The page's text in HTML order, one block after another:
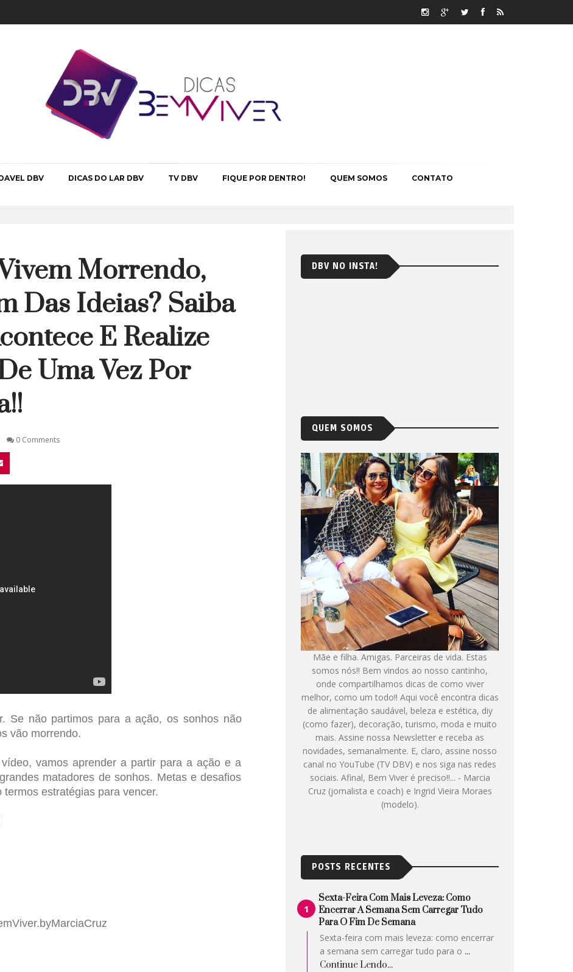
DBV DICAS DO LAR DBV TV DBV FIQUE POR DENTRO! QUEM SOMOS CONTATO
Morrendo,
Das Ideias? Saiba
E Realize
Uma Vez Por
0 Comments
Se não partimos para a ação, os sonhos não
vão morrendo.
vamos aprender a partir para a ação e a
matadores de sonhos. Metas e desafios
estratégias para vencer.
DBV NO INSTA!
QUEM SOMOS
Mãe e filha. Amigas. Parceiras de vida. Estas
somos nós!! Bem vindos ao nosso cantinho,
onde compartilhamos dicas de como viver
melhor, como um todo!! Aqui você encontra dicas
de alimentação saudável, beleza e estética, diy
(como fazer), decoração, turismo, moda e muito
mais. Assine nossa Newsletter e receba as
novidades, semanalmente. E, claro, assine nosso
canal no YouTube (TV DBV) e nos siga nas redes
sociais. Afinal, Bem Viver é preciso!!... - Marcia
Cruz (jornalista e coach) e Ingrid Vieira Moraes
(modelo).
POSTS RECENTES
Sexta-Feira Com Mais Leveza: Como
Encerrar A Semana Sem Carregar Tudo
Para O Fim De Semana
Sexta-feira com mais leveza: como encerrar
a semana sem carregar tudo para o ...
Continue Lendo...